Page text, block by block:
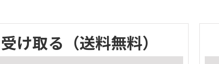
け取る （送料無料）